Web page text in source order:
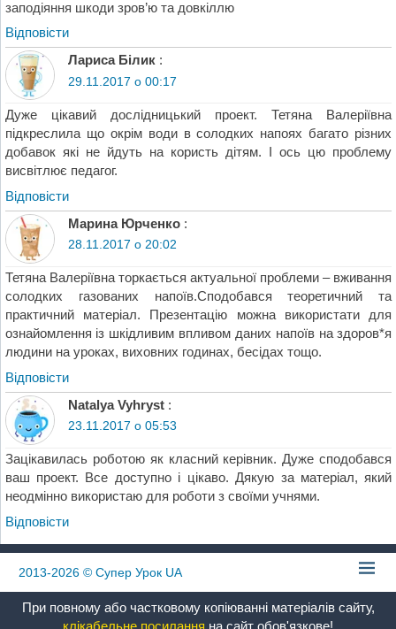
заподіяння шкоди зров’ю та довкіллю
Відповіcти
Лариса Білик :
29.11.2017 о 00:17
Дуже цікавий дослідницький проект. Тетяна Валеріївна
підкреслила що окрім води в солодких напоях багато різних
добавок які не йдуть на користь дітям. І ось цю проблему
висвітлює педагог.
Відповіcти
Марина Юрченко :
28.11.2017 о 20:02
Тетяна Валеріївна торкається актуальної проблеми – вживання
солодких газованих напоїв.Сподобався теоретичний та
практичний матеріал. Презентацію можна використати для
ознайомлення із шкідливим впливом даних напоїв на здоров*я
людини на уроках, виховних годинах, бесідах тощо.
Відповіcти
Natalya Vyhryst :
23.11.2017 о 05:53
Зацікавилась роботою як класний керівник. Дуже сподобався
ваш проект. Все доступно і цікаво. Дякую за матеріал, який
неодмінно використаю для роботи з своїми учнями.
Відповіcти
2013-2026 © Супер Урок UA
При повному або частковому копіюванні матеріалів сайту,